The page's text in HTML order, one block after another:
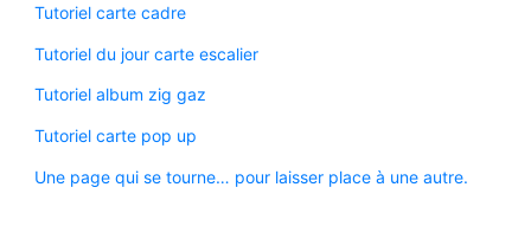
Tutoriel carte cadre
Tutoriel du jour carte escalier
Tutoriel album zig gaz
Tutoriel carte pop up
Une page qui se tourne… pour laisser place à une autre.